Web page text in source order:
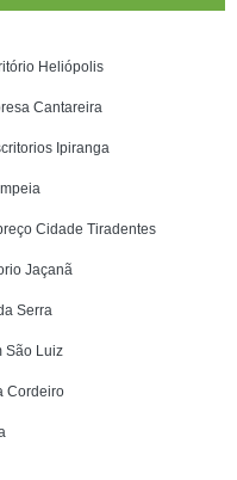
Heliópolis
Cantareira
Ipiranga
Cidade Tiradentes
Jaçanã
Serra
São Luiz
Cordeiro